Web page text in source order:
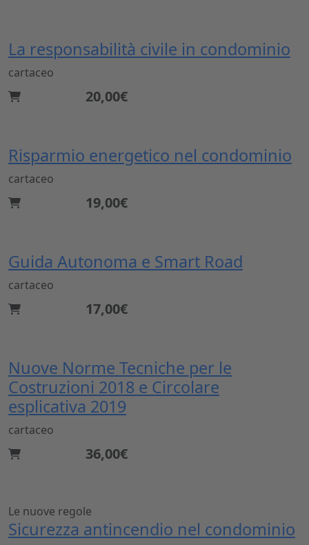
La responsabilità civile in condominio
cartaceo
20,00€
Risparmio energetico nel condominio
cartaceo
19,00€
Guida Autonoma e Smart Road
cartaceo
17,00€
Nuove Norme Tecniche per le
Costruzioni 2018 e Circolare
esplicativa 2019
cartaceo
36,00€
Le nuove regole
Sicurezza antincendio nel condominio